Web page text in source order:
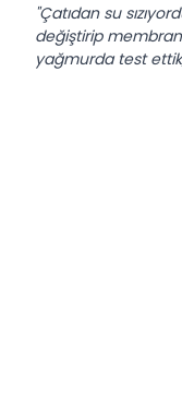
"Çatıdan su
değiştirip
yağmurda test ettik,